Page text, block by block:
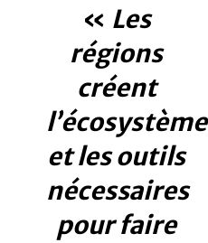
Les
régions
créent
l’écosystème
et les outils
nécessaires
pour faire